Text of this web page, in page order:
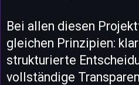
Bei allen diesen
gleichen Prinzipien:
strukturierte
vollständige